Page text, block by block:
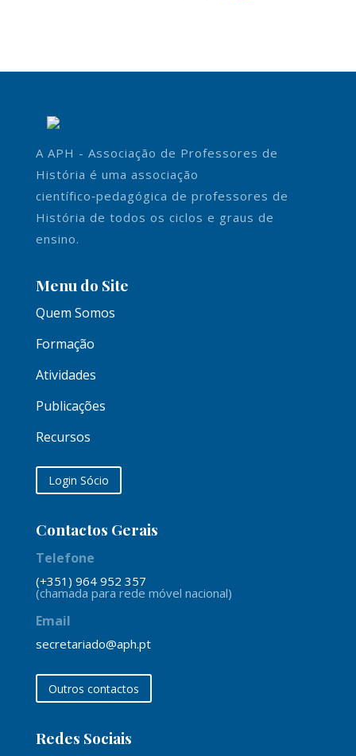
A APH - Associação de Professores de
História é uma associação
científico‑pedagógica de professores de
História de todos os ciclos e graus de
ensino.
Menu do Site
Quem Somos
Formação
Atividades
Publicações
Recursos
Login Sócio
Contactos Gerais
Telefone
(+351) 964 952 357
(chamada para rede móvel nacional)
Email
secretariado@aph.pt
Outros contactos
Redes Sociais